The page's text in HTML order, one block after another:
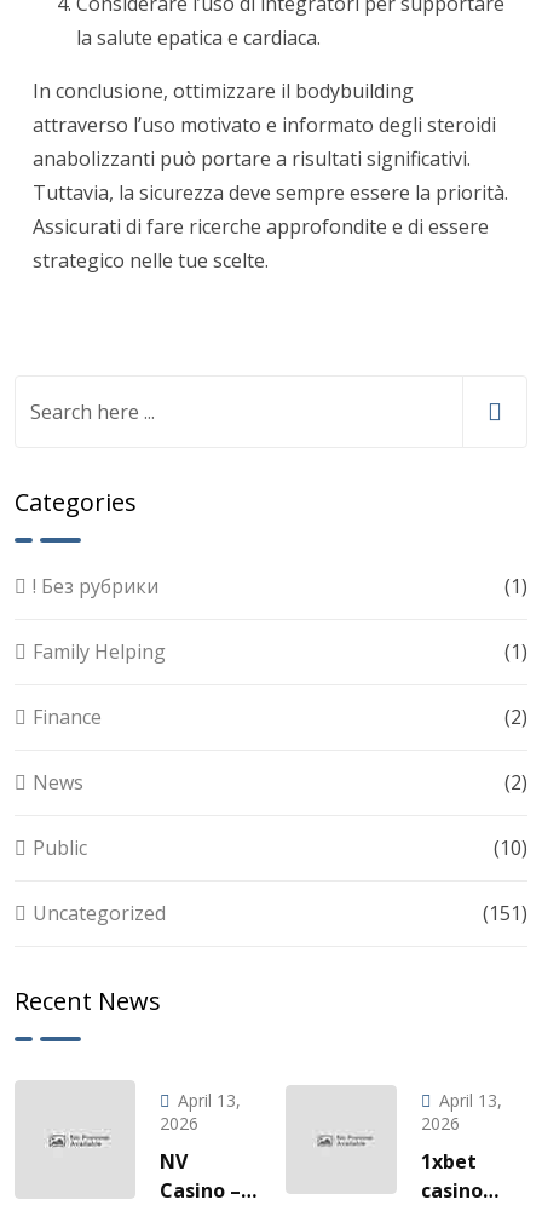
la salute epatica e cardiaca.
In conclusione, ottimizzare il bodybuilding
attraverso l’uso motivato e informato degli steroidi
anabolizzanti può portare a risultati significativi.
Tuttavia, la sicurezza deve sempre essere la priorità.
Assicurati di fare ricerche approfondite e di essere
strategico nelle tue scelte.
Categories
! Без рубрики (1)
Family Helping (1)
Finance (2)
News (2)
Public (10)
Uncategorized (151)
Recent News
April 13,
2026
NV
Casino –
April 13,
2026
1xbet
casino